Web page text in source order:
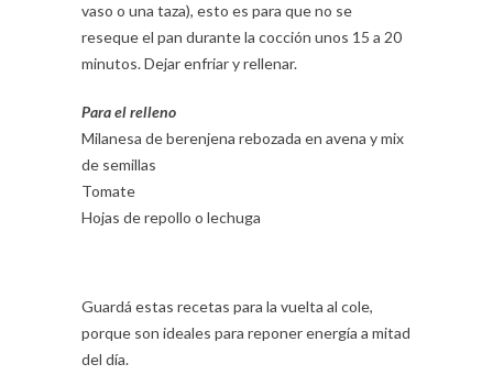
vaso o una taza), esto es para que no se
reseque el pan durante la cocción unos 15 a 20
minutos. Dejar enfriar y rellenar.
Para el relleno
Milanesa de berenjena rebozada en avena y mix
de semillas
Tomate
Hojas de repollo o lechuga
Guardá estas recetas para la vuelta al cole,
porque son ideales para reponer energía a mitad
del día.